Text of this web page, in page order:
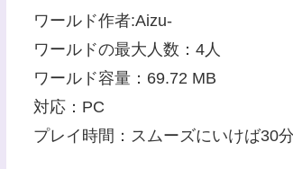
ワールド作者:Aizu-
ワールドの最大人数：4人
ワールド容量：69.72 MB
対応：PC
プレイ時間：スムーズにいけば30